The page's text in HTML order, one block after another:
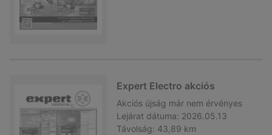
Expert Electro akciós
Akciós újság már nem érvényes
Lejárat dátuma: 2026.05.13
Távolság: 43,89 km